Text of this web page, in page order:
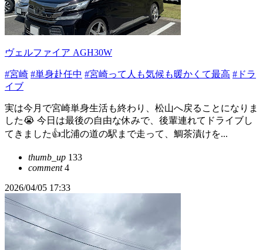
ヴェルファイア AGH30W
#宮崎 #単身赴任中 #宮崎って人も気候も暖かくて最高 #ドラ
イブ
実は今月で宮崎単身生活も終わり、松山へ戻ることになりま
した😭 今日は最後の自由な休みで、後輩連れてドライブし
てきました👍北浦の道の駅まで走って、鯛茶漬けを...
thumb_up 133
comment4
2026/04/05 17:33